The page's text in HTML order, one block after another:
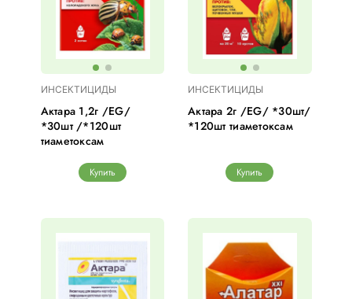
ИНСЕКТИЦИДЫ
Актара 1,2г /EG/
*30шт /*120шт
тиаметоксам
Купить
ИНСЕКТИЦИДЫ
Актара 2г /EG/ *30шт/
*120шт тиаметоксам
Купить